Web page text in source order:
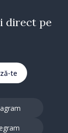
direct pe
te